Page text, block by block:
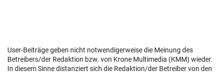
User-Beiträge geben nicht notwendigerweise die Meinung des
Betreibers/der Redaktion bzw. von Krone Multimedia (KMM) wieder.
In diesem Sinne distanziert sich die Redaktion/der Betreiber von den